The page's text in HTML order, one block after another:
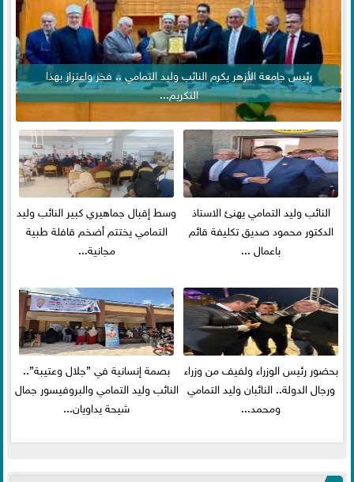
رئيس جامعة الأزهر يكرم النائب وليد التمامي .. فخر واعتزاز بهذا
التكريم...
النائب وليد التمامي يهنئ الاستاذ
الدكتور محمود صديق تكليفة قائم
باعمال ...
وسط إقبال جماهيري كبير النائب وليد
التمامي يختتم أضخم قافلة طبية
مجانية...
بحضور رئيس الوزراء ولفيف من وزراء
ورجال الدولة.. النائبان وليد التمامي
ومحمد...
بصمة إنسانية في ”جلال وعتيبة”..
النائب وليد التمامي والبروفيسور جمال
شيحة يداويان...